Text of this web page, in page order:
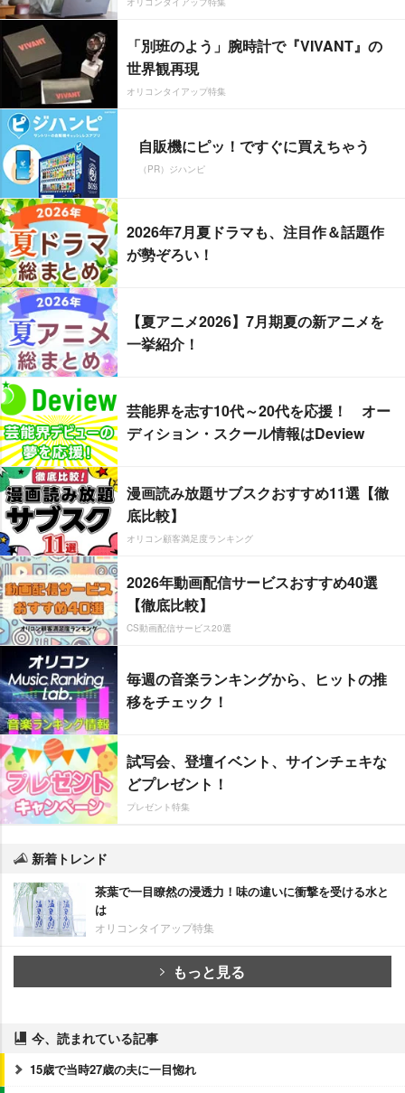
「別班のよう」腕時計で『VIVANT』の
世界観再現
オリコンタイアップ特集
自販機にピッ！ですぐに買えちゃう
（PR）ジハンピ
2026年7月夏ドラマも、注目作＆話題作
が勢ぞろい！
【夏アニメ2026】7月期夏の新アニメを
一挙紹介！
芸能界を志す10代～20代を応援！ オー
ディション・スクール情報はDeview
漫画読み放題サブスクおすすめ11選【徹
底比較】
オリコン顧客満足度ランキング
2026年動画配信サービスおすすめ40選
【徹底比較】
CS動画配信サービス20選
毎週の音楽ランキングから、ヒットの推
移をチェック！
試写会、登壇イベント、サインチェキな
どプレゼント！
プレゼント特集
新着トレンド
茶葉で一目瞭然の浸透力！味の違いに衝撃を受ける水と
は
オリコンタイアップ特集
もっと見る
今、読まれている記事
15歳で当時27歳の夫に一目惚れ